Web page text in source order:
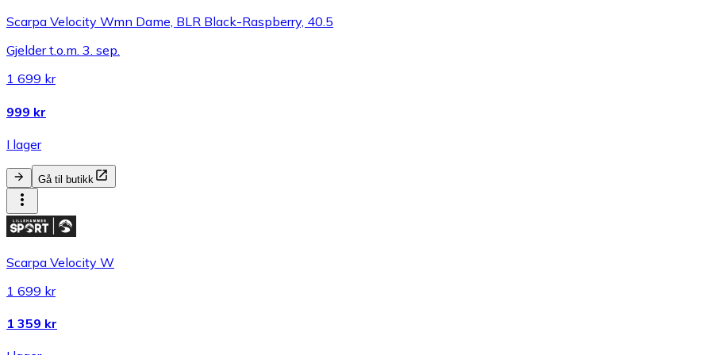
Scarpa Velocity Wmn Dame, BLR Black-Raspberry, 40.5
Gjelder t.o.m. 3. sep.
1 699 kr
999 kr
I lager
Gå til butikk
Scarpa Velocity W
1 699 kr
1 359 kr